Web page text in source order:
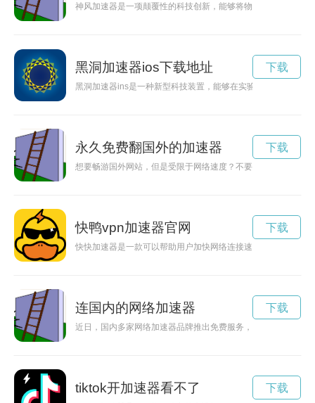
神风加速器是一项颠覆性的科技创新，能够将物体的速度提升
黑洞加速器ios下载地址
黑洞加速器ins是一种新型科技装置，能够在实验室环境中模拟
下载
永久免费翻国外的加速器
想要畅游国外网站，但是受限于网络速度？不要担心！国外加
下载
快鸭vpn加速器官网
快快加速器是一款可以帮助用户加快网络连接速度，提升上网
下载
连国内的网络加速器
近日，国内多家网络加速器品牌推出免费服务，帮助用户提升
下载
tiktok开加速器看不了 下载